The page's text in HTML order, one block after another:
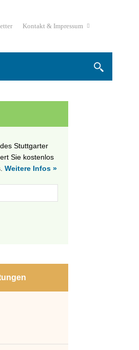
Kontakt & Impressum
Stuttgarter
Sie kostenlos
Weitere Infos »